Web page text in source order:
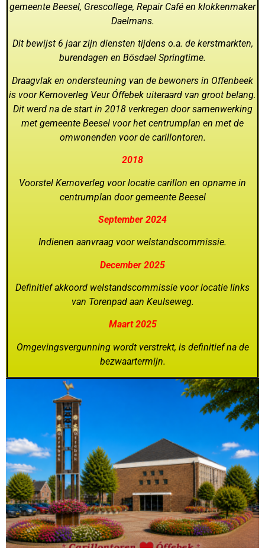
gemeente Beesel, Grescollege, Repair Café en klokkenmaker
Daelmans.
Dit bewijst 6 jaar zijn diensten tijdens o.a. de kerstmarkten,
burendagen en Bösdael Springtime.
Draagvlak en ondersteuning van de bewoners in Offenbeek
is voor Kernoverleg Veur Óffebek uiteraard van groot belang.
Dit werd na de start in 2018 verkregen door samenwerking
met gemeente Beesel voor het centrumplan en met de
omwonenden voor de carillontoren.
2018
Voorstel Kernoverleg voor locatie carillon en opname in
centrumplan door gemeente Beesel
September 2024
Indienen aanvraag voor welstandscommissie.
December 2025
Definitief akkoord welstandscommissie voor locatie links
van Torenpad aan Keulseweg.
Maart 2025
Omgevingsvergunning wordt verstrekt, is definitief na de
bezwaartermijn.